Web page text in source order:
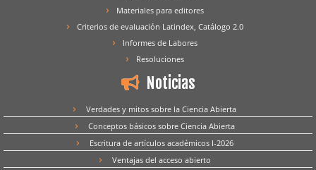
Materiales para editores
Criterios de evaluación Latindex, Catálogo 2.0
Informes de Labores
Resoluciones
Noticias
Verdades y mitos sobre la Ciencia Abierta
Conceptos básicos sobre Ciencia Abierta
Escritura de artículos académicos I-2026
Ventajas del acceso abierto